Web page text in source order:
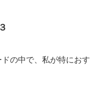
の中で、私が特におす